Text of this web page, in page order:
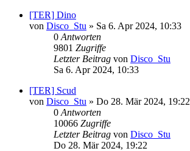
[TER] Dino
von Disco_Stu » Sa 6. Apr 2024, 10:33
0 Antworten
9801 Zugriffe
Letzter Beitrag von Disco_Stu
Sa 6. Apr 2024, 10:33
[TER] Scud
von Disco_Stu » Do 28. Mär 2024, 19:22
0 Antworten
10066 Zugriffe
Letzter Beitrag von Disco_Stu
Do 28. Mär 2024, 19:22